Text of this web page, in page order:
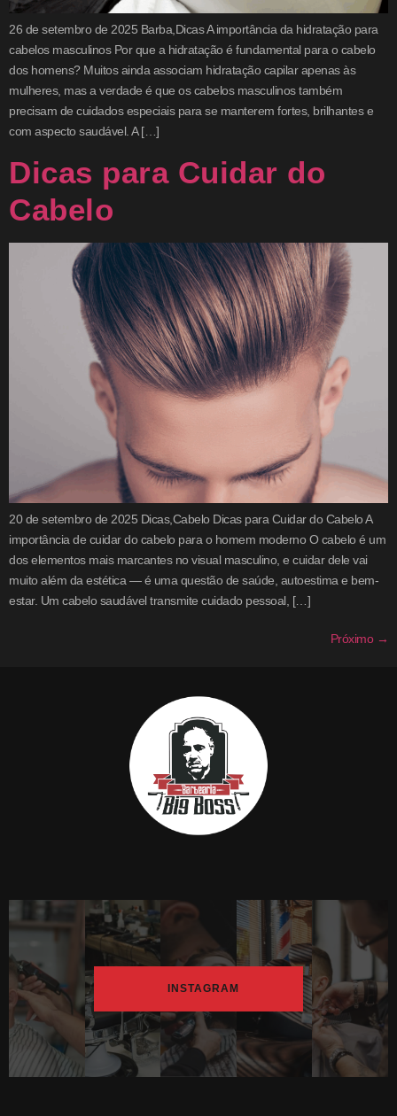
26 de setembro de 2025 Barba,Dicas A importância da hidratação para
cabelos masculinos Por que a hidratação é fundamental para o cabelo
dos homens? Muitos ainda associam hidratação capilar apenas às
mulheres, mas a verdade é que os cabelos masculinos também
precisam de cuidados especiais para se manterem fortes, brilhantes e
com aspecto saudável. A […]
Dicas para Cuidar do
Cabelo
20 de setembro de 2025 Dicas,Cabelo Dicas para Cuidar do Cabelo A
importância de cuidar do cabelo para o homem moderno O cabelo é um
dos elementos mais marcantes no visual masculino, e cuidar dele vai
muito além da estética — é uma questão de saúde, autoestima e bem-
estar. Um cabelo saudável transmite cuidado pessoal, […]
Próximo →
INSTAGRAM